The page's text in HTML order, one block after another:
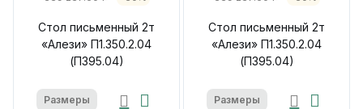
Стол письменный 2т
«Алези» П1.350.2.04
(П395.04)
Размеры
Стол письменный 2т
«Алези» П1.350.2.04
(П395.04)
Размеры